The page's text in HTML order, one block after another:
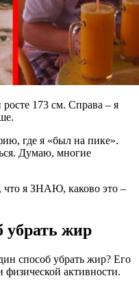
173 см. Справа – я
где я «был на пике».
Думаю, многие
что я ЗНАЮ, каково это –
убрать жир
способ убрать жир? Его
активности.